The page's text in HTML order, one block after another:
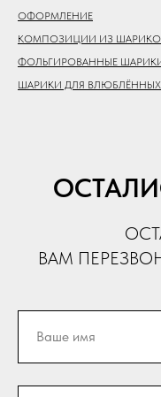
ОФОРМЛЕНИЕ
КОМПОЗИЦИИ ИЗ
ФОЛЬГИРОВАННЫЕ
ШАРИКИ ДЛЯ ВЛЮБЛЁННЫХ
ВАМ